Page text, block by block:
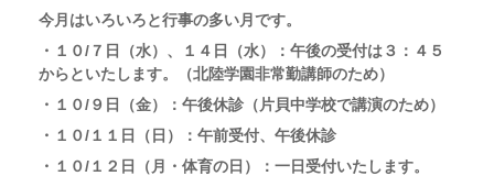
今月はいろいろと行事の多い月です。
・１０/７日（水）、１４日（水）：午後の受付は３：４５
からといたします。（北陸学園非常勤講師のため）
・ １０/９日（金）：午後休診（片貝中学校で講演のため）
・１０/１１日（日）：午前受付、午後休診
・ １０/１２日（月・体育の日）：一日受付いたします。